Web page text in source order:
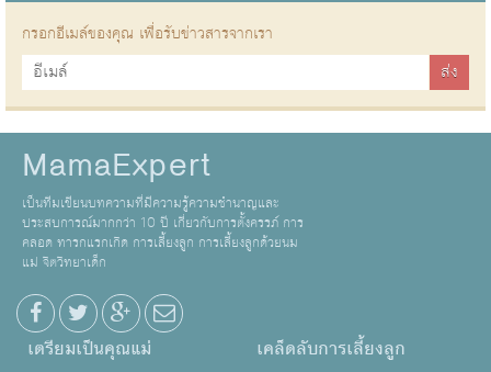
กรอกอีเมล์ของคุณ เพื่อรับข่าวสารจากเรา
MamaExpert
เป็นทีมเขียนบทความที่มีความรู้ความชำนาญและ
ประสบการณ์มากกว่า 10 ปี เกี่ยวกับการตั้งครรภ์ การ
คลอด ทารกแรกเกิด การเลี้ยงลูก การเลี้ยงลูกด้วยนม
แม่ จิตวิทยาเด็ก
เตรียมเป็นคุณแม่ เคล็ดลับการเลี้ยงลูก